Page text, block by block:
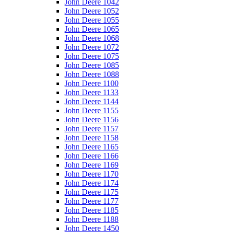
John Deere 1042
John Deere 1052
John Deere 1055
John Deere 1065
John Deere 1068
John Deere 1072
John Deere 1075
John Deere 1085
John Deere 1088
John Deere 1100
John Deere 1133
John Deere 1144
John Deere 1155
John Deere 1156
John Deere 1157
John Deere 1158
John Deere 1165
John Deere 1166
John Deere 1169
John Deere 1170
John Deere 1174
John Deere 1175
John Deere 1177
John Deere 1185
John Deere 1188
John Deere 1450